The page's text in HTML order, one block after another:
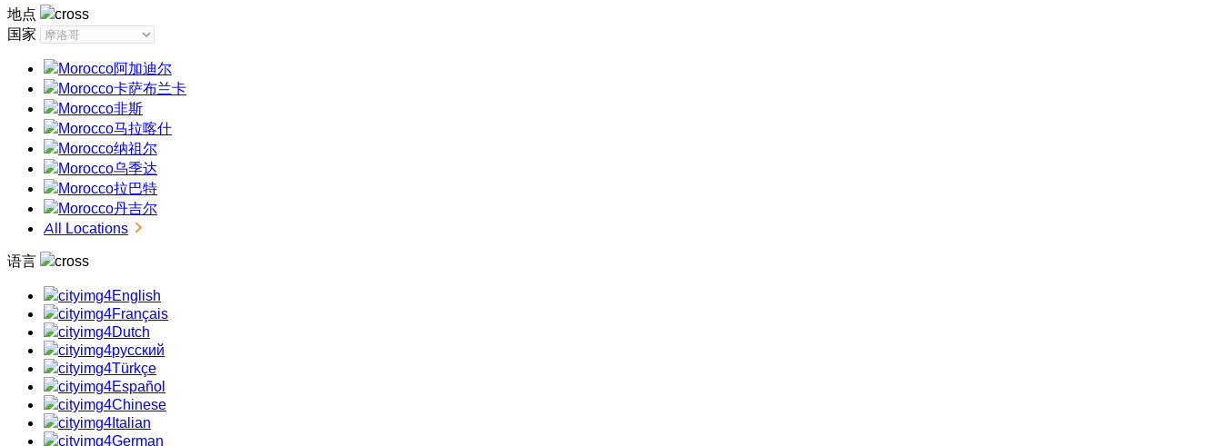
地点
国家
阿加迪尔
卡萨布兰卡
非斯
马拉喀什
纳祖尔
乌季达
拉巴特
丹吉尔
All Locations
语言
English
Français
Dutch
русский
Türkçe
Español
Chinese
Italian
German